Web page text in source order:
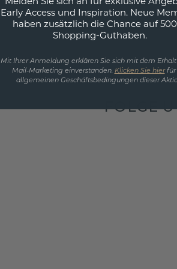
FOLGE
Early Access und Inspiration. Neue
haben zusätzlich die Chance auf
Shopping-Guthaben.
Mit Ihrer Anmeldung erklären Sie sich mit dem Erhalt
Mail-Marketing einverstanden. Klicken Sie hierfür
allgemeinen Geschäftsbedingungen dieser